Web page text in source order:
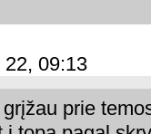
22, 09:13
prie